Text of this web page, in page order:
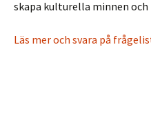
skapa kulturella minnen
Läs mer och svara på